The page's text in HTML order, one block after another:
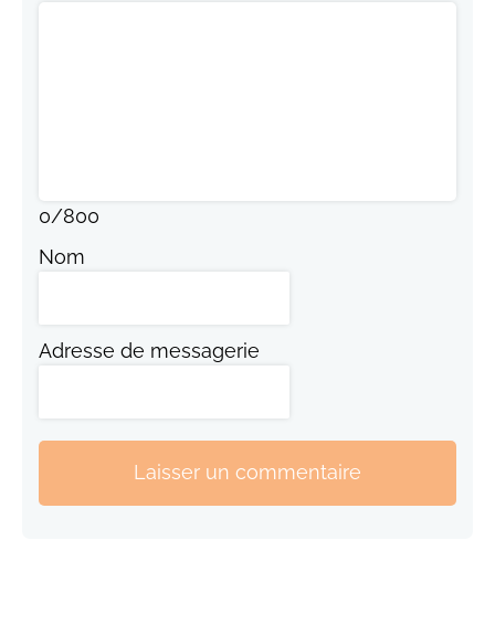
0/800
Nom
Adresse de messagerie
Laisser un commentaire